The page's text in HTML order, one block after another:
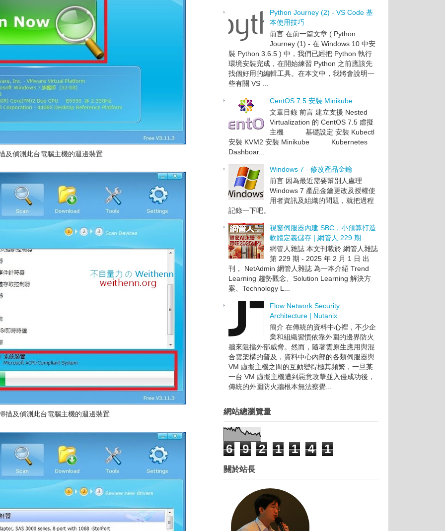
及偵測此台電腦主機的週邊裝置
描及偵測此台電腦主機的週邊裝置
Python Journey (2) - VS Code 基
本使用技巧
前言 在前一篇文章 ( Python
Journey (1) - 在 Windows 10 中安
裝 Python 3.6.5 ) 中，我們已經把 Python 執行
環境安裝完成，在開始練習 Python 之前應該先
找個好用的編輯工具。在本文中，我將會說明一
些有關 VS ...
CentOS 7.5 安裝 Minikube
文章目錄 前言 建立支援 Nested
Virtualization 的 CentOS 7.5 虛擬
主機 基礎設定 安裝 Kubectl
安裝 KVM2 安裝 Minikube Kubernetes
Dashboar...
Windows 7 - 修改產品金鑰
前言 因為最近需要幫別人處理
Windows 7 產品金鑰更改及授權使
用者資訊及組織的問題，就把過程
記錄一下吧。
視窗伺服器內建 SBC，小預算打造
軟體定義儲存 | 網管人 229 期
網管人雜誌 本文刊載於 網管人雜誌
第 229 期 - 2025 年 2 月 1 日 出
刊， NetAdmin 網管人雜誌 為一本介紹 Trend
Learning 趨勢觀念、Solution Learning 解決方
案、Technology L...
Flow Network Security
Architecture | Nutanix
簡介 在傳統的資料中心裡，不少企
業和組織習慣依靠外圍的邊界防火
牆來阻擋外部威脅。然而，隨著雲原生應用與混
合雲架構的普及，資料中心內部的各類伺服器與
VM 虛擬主機之間的互動變得極其頻繁，一旦某
一台 VM 虛擬主機遭到惡意攻擊並入侵成功後，
傳統的外圍防火牆根本無法察覺...
網站總瀏覽量
6 9 2 1 1 4 1
關於站長